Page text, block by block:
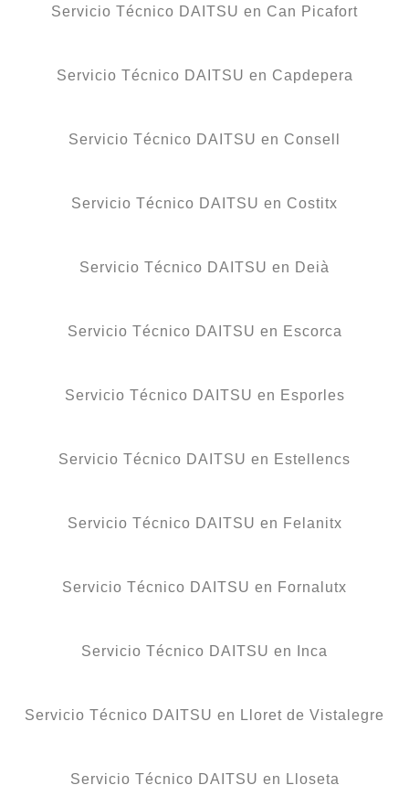
Servicio Técnico DAITSU en Can Picafort
Servicio Técnico DAITSU en Capdepera
Servicio Técnico DAITSU en Consell
Servicio Técnico DAITSU en Costitx
Servicio Técnico DAITSU en Deià
Servicio Técnico DAITSU en Escorca
Servicio Técnico DAITSU en Esporles
Servicio Técnico DAITSU en Estellencs
Servicio Técnico DAITSU en Felanitx
Servicio Técnico DAITSU en Fornalutx
Servicio Técnico DAITSU en Inca
Servicio Técnico DAITSU en Lloret de Vistalegre
Servicio Técnico DAITSU en Lloseta